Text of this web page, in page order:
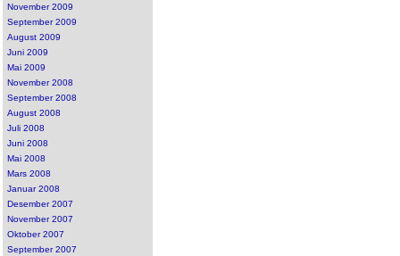
November 2009
September 2009
August 2009
Juni 2009
Mai 2009
November 2008
September 2008
August 2008
Juli 2008
Juni 2008
Mai 2008
Mars 2008
Januar 2008
Desember 2007
November 2007
Oktober 2007
September 2007